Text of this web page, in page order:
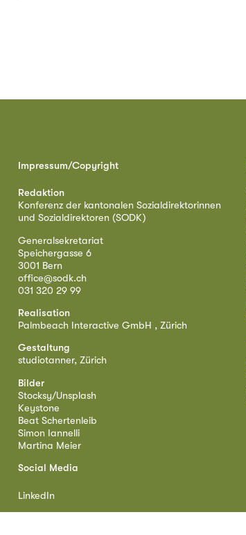
Impressum/Copyright
Redaktion
Konferenz der kantonalen Sozialdirektorinnen
und Sozialdirektoren (SODK)
Generalsekretariat
Speichergasse 6
3001 Bern
office@sodk.ch
031 320 29 99
Realisation
Palmbeach Interactive GmbH , Zürich
Gestaltung
studiotanner, Zürich
Bilder
Stocksy/Unsplash
Keystone
Beat Schertenleib
Simon Iannelli
Martina Meier
Social Media
LinkedIn